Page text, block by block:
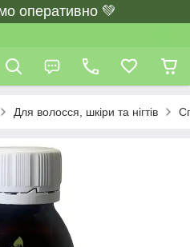
оперативно 💚
Для волосся, шкіри та нігтів